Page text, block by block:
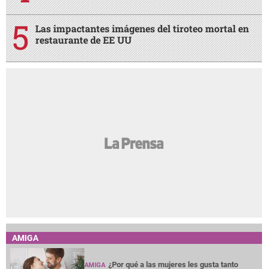
Las impactantes imágenes del tiroteo mortal en
restaurante de EE UU
AMIGA
AMIGA ¿Por qué a las mujeres les gusta tanto